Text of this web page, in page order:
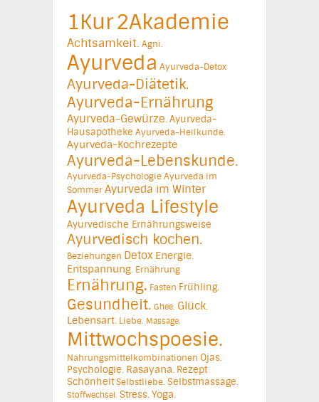
1Kur2Akademie
Achtsamkeit. Agni.
Ayurveda Ayurveda-Detox
Ayurveda-Diätetik.
Ayurveda-Ernährung
Ayurveda-Gewürze.Ayurveda-
Hausapotheke Ayurveda-Heilkunde.
Ayurveda-Kochrezepte
Ayurveda-Lebenskunde.
Ayurveda-PsychologieAyurveda im
SommerAyurveda im Winter
Ayurveda Lifestyle
Ayurvedische Ernährungsweise
Ayurvedisch kochen.
Beziehungen Detox Energie.
Entspannung. Ernährung
Ernährung. Fasten Frühling.
Gesundheit. Ghee. Glück.
Lebensart. Liebe. Massage.
Mittwochspoesie.
Nahrungsmittelkombinationen Ojas.
Psychologie. Rasayana. Rezept
SchönheitSelbstliebe. Selbstmassage.
Stoffwechsel. Stress.Yoga.